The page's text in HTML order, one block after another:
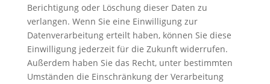
Berichtigung oder Löschung dieser Daten zu
verlangen. Wenn Sie eine Einwilligung zur
Datenverarbeitung erteilt haben, können Sie diese
Einwilligung jederzeit für die Zukunft widerrufen.
Außerdem haben Sie das Recht, unter bestimmten
Umständen die Einschränkung der Verarbeitung